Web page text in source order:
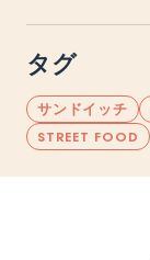
タグ
サンドイッチ
STREET FOOD